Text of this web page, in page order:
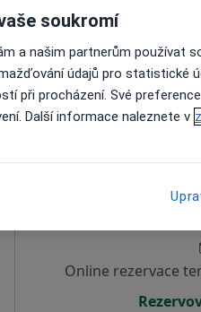
Zítra
7 Srpen
Online rezervace
soukromí
a našim partnerům používat
údajů pro statistické
při procházení. Své
Další informace naleznete v